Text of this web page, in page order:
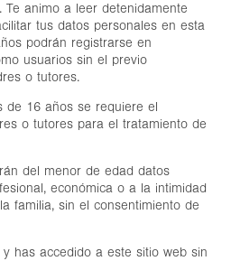
Te animo a leer detenidamente
tus datos personales en esta
podrán registrarse en
usuarios sin el previo
o tutores.
de 16 años se requiere el
o tutores para el tratamiento de
del menor de edad datos
económica o a la intimidad
familia, sin el consentimiento de
has accedido a este sitio web sin